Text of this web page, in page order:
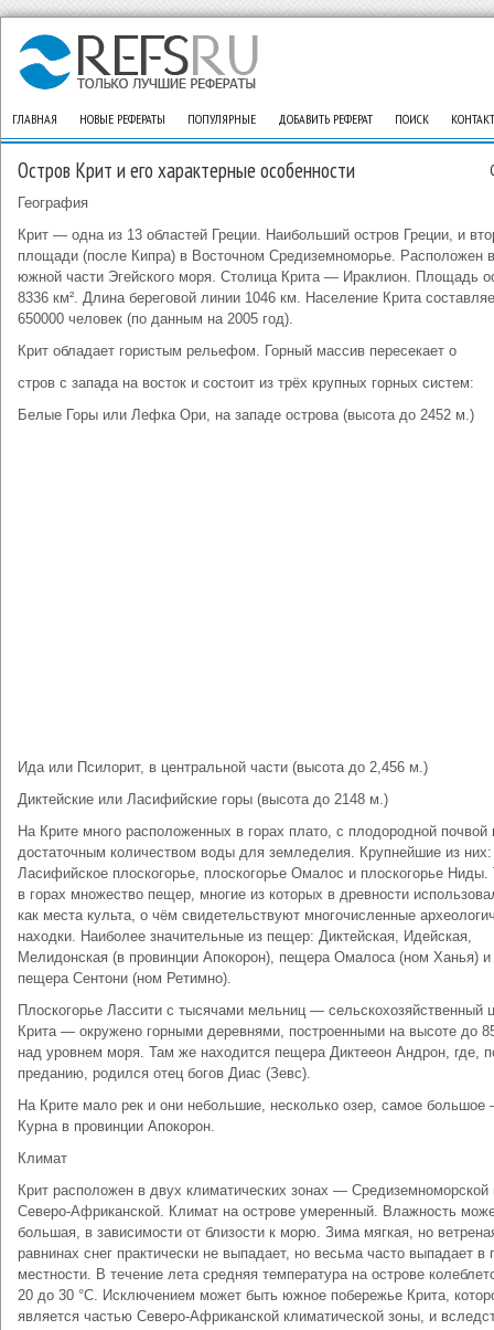
ГЛАВНАЯ НОВЫЕ РЕФЕРАТЫ ПОПУЛЯРНЫЕ ДОБАВИТЬ РЕФЕРАТ ПОИСК
Остров Крит и его характерные особенности
География
Крит — одна из 13 областей Греции. Наибольший остров Греции, и
площади (после Кипра) в Восточном Средиземноморье. Расположен в
южной части Эгейского моря. Столица Крита — Ираклион. Площадь
8336 км². Длина береговой линии 1046 км. Население Крита
650000 человек (по данным на 2005 год).
Крит обладает гористым рельефом. Горный массив пересекает о
стров с запада на восток и состоит из трёх крупных горных систем:
Белые Горы или Лефка Ори, на западе острова (высота до 2452 м.)
Ида или Псилорит, в центральной части (высота до 2,456 м.)
Диктейские или Ласифийские горы (высота до 2148 м.)
На Крите много расположенных в горах плато, с плодородной почвой
достаточным количеством воды для земледелия. Крупнейшие из них:
Ласифийское плоскогорье, плоскогорье Омалос и плоскогорье Ниды.
в горах множество пещер, многие из которых в древности
как места культа, о чём свидетельствуют многочисленные
находки. Наиболее значительные из пещер: Диктейская, Идейская,
Мелидонская (в провинции Апокорон), пещера Омалоса (ном Ханья) и
пещера Сентони (ном Ретимно).
Плоскогорье Лассити с тысячами мельниц — сельскохозяйственный
Крита — окружено горными деревнями, построенными на высоте до
над уровнем моря. Там же находится пещера Диктееон Андрон, где,
преданию, родился отец богов Диас (Зевс).
На Крите мало рек и они небольшие, несколько озер, самое
Курна в провинции Апокорон.
Климат
Крит расположен в двух климатических зонах — Средиземноморской
Северо-Африканской. Климат на острове умеренный. Влажность
большая, в зависимости от близости к морю. Зима мягкая, но
равнинах снег практически не выпадает, но весьма часто выпадает в
местности. В течение лета средняя температура на острове
20 до 30 °C. Исключением может быть южное побережье Крита,
является частью Северо-Африканской климатической зоны, и